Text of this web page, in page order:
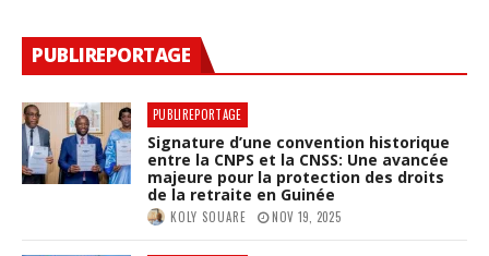
PUBLIREPORTAGE
PUBLIREPORTAGE
Signature d’une convention historique
entre la CNPS et la CNSS: Une avancée
majeure pour la protection des droits
de la retraite en Guinée
KOLY SOUARE NOV 19, 2025